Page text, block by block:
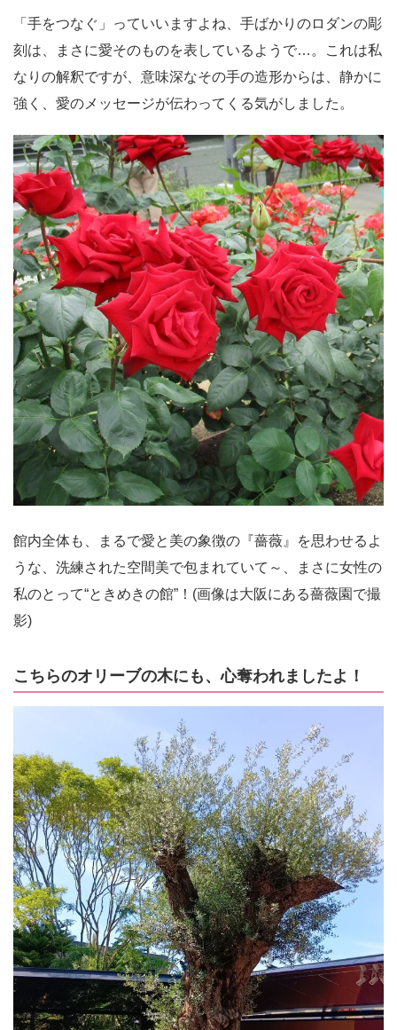
「手をつなぐ」っていいますよね、手ばかりのロダンの彫
刻は、まさに愛そのものを表しているようで…。これは私
なりの解釈ですが、意味深なその手の造形からは、静かに
強く、愛のメッセージが伝わってくる気がしました。
館内全体も、まるで愛と美の象徴の『薔薇』を思わせるよ
うな、洗練された空間美で包まれていて～、まさに女性の
私のとって“ときめきの館”！(画像は大阪にある薔薇園で撮
影)
こちらのオリーブの木にも、心奪われましたよ！